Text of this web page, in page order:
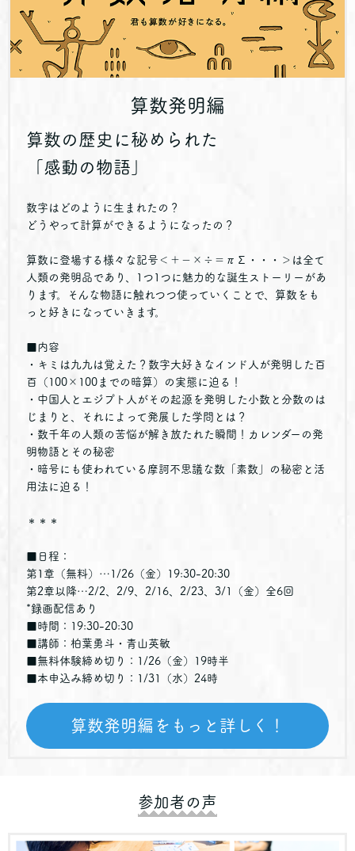
算数発明編
算数の歴史に秘められた
「感動の物語」
数字はどのように生まれたの？
どうやって計算ができるようになったの？
算数に登場する様々な記号＜＋−×÷＝πΣ・・・＞は全て
人類の発明品であり、1つ1つに魅力的な誕生ストーリーがあ
ります。そんな物語に触れつつ使っていくことで、算数をも
っと好きになっていきます。
■内容
・キミは九九は覚えた？数字大好きなインド人が発明した百
百（100×100までの暗算）の実態に迫る！
・中国人とエジプト人がその起源を発明した小数と分数のは
じまりと、それによって発展した学問とは？
・数千年の人類の苦悩が解き放たれた瞬間！カレンダーの発
明物語とその秘密
・暗号にも使われている摩訶不思議な数「素数」の秘密と活
用法に迫る！
＊＊＊
■日程：
第1章（無料）…1/26（金）19:30-20:30
第2章以降…2/2、2/9、2/16、2/23、3/1（金）全6回
*録画配信あり
■時間：19:30-20:30
■講師：柏葉勇斗・青山英敏
■無料体験締め切り：1/26（金）19時半
■本申込み締め切り：1/31（水）24時
算数発明編をもっと詳しく！
参加者の声